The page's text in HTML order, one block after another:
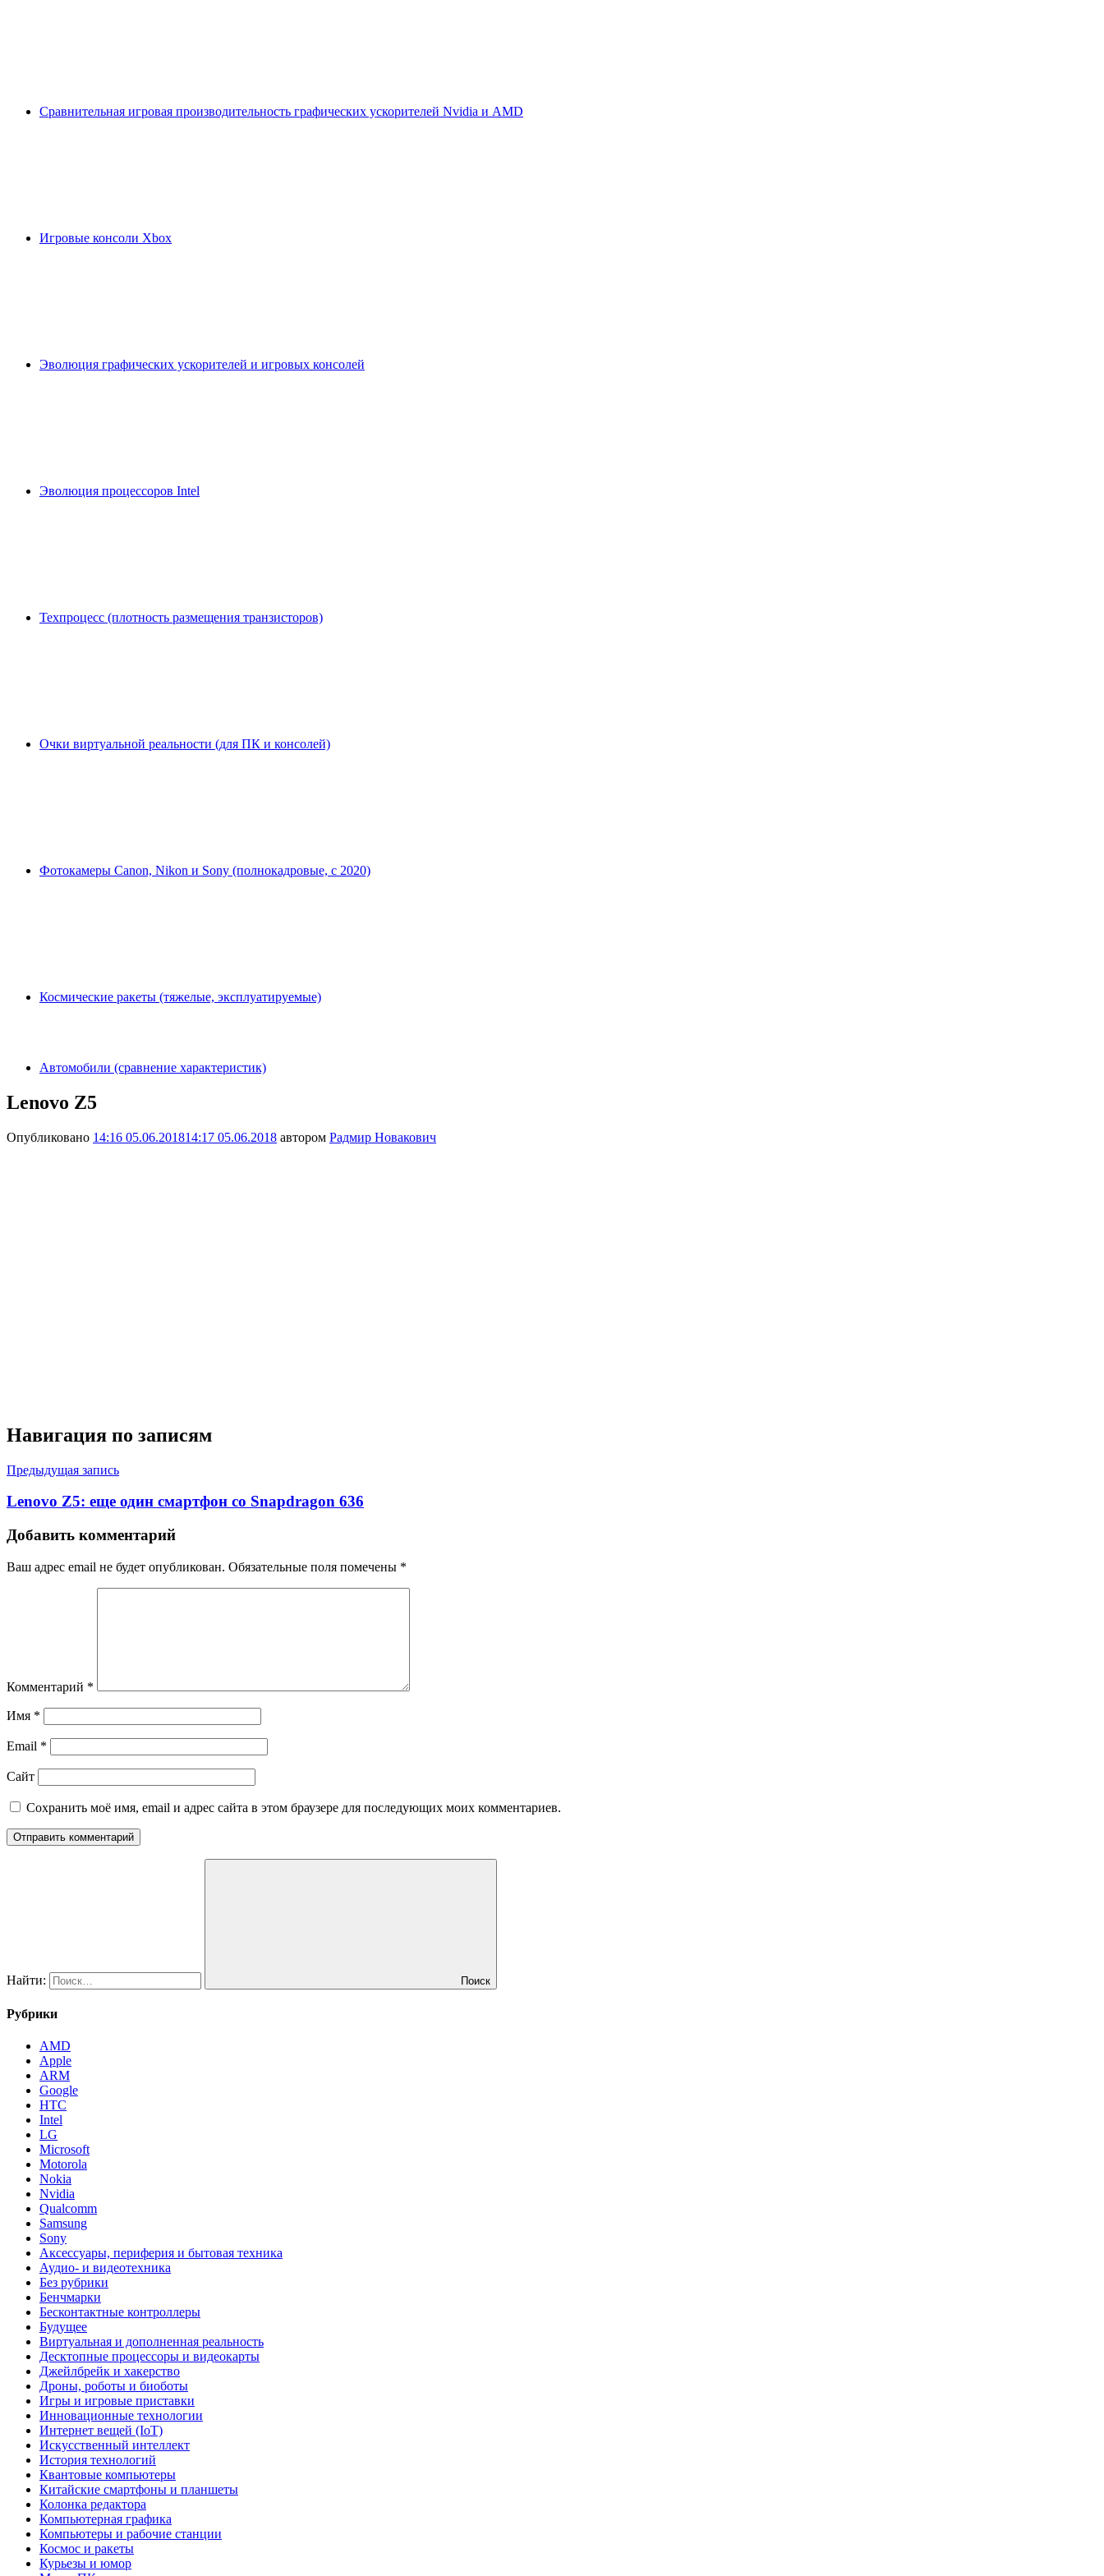
Сравнительная игровая производительность графических ускорителей Nvidia и AMD
Игровые консоли Xbox
Эволюция графических ускорителей и игровых консолей
Эволюция процессоров Intel
Техпроцесс (плотность размещения транзисторов)
Очки виртуальной реальности (для ПК и консолей)
Фотокамеры Canon, Nikon и Sony (полнокадровые, с 2020)
Космические ракеты (тяжелые, эксплуатируемые)
Автомобили (сравнение характеристик)
Lenovo Z5
Опубликовано 14:16 05.06.201814:17 05.06.2018 автором Радмир Новакович
Навигация по записям
Предыдущая запись
Lenovo Z5: еще один смартфон со Snapdragon 636
Добавить комментарий
Ваш адрес email не будет опубликован. Обязательные поля помечены *
Комментарий *
Имя *
Email *
Сайт
Сохранить моё имя, email и адрес сайта в этом браузере для последующих моих комментариев.
Найти: Поиск
Рубрики
AMD
Apple
ARM
Google
HTC
Intel
LG
Microsoft
Motorola
Nokia
Nvidia
Qualcomm
Samsung
Sony
Аксессуары, периферия и бытовая техника
Аудио- и видеотехника
Без рубрики
Бенчмарки
Бесконтактные контроллеры
Будущее
Виртуальная и дополненная реальность
Десктопные процессоры и видеокарты
Джейлбрейк и хакерство
Дроны, роботы и биоботы
Игры и игровые приставки
Инновационные технологии
Интернет вещей (IoT)
Искусственный интеллект
История технологий
Квантовые компьютеры
Китайские смартфоны и планшеты
Колонка редактора
Компьютерная графика
Компьютеры и рабочие станции
Космос и ракеты
Курьезы и юмор